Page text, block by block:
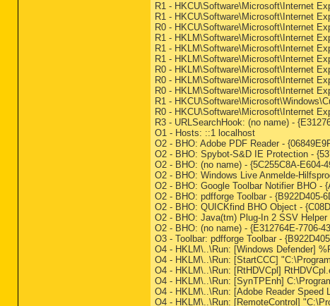
R1 - HKCU\Software\Microsoft\Internet
R1 - HKCU\Software\Microsoft\Internet
R0 - HKCU\Software\Microsoft\Internet
R1 - HKLM\Software\Microsoft\Internet
R1 - HKLM\Software\Microsoft\Internet
R1 - HKLM\Software\Microsoft\Internet
R0 - HKLM\Software\Microsoft\Internet
R0 - HKLM\Software\Microsoft\Internet
R0 - HKLM\Software\Microsoft\Internet
R1 -
R0 - HKCU\Software\Microsoft\Internet
R3 - URLSearchHook: (no name) -
O1 - Hosts: ::1 localhost
O2 - BHO: Adobe PDF Reader -
O2 - BHO: Spybot-S&D IE Protection -
O2 - BHO: (no name) - {5C255C8A-E604-
O2 - BHO: Windows Live Anmelde-
O2 - BHO: Google Toolbar Notifier BHO -
O2 - BHO: pdfforge Toolbar - {B922D405-
O2 - BHO: QUICKfind BHO Object -
O2 - BHO: Java(tm) Plug-In 2 SSV Helper
O2 - BHO: (no name) - {E312764E-7706-
O3 - Toolbar: pdfforge Toolbar -
O4 - HKLM\..\Run: [Windows Defender]
O4 - HKLM\..\Run: [StartCCC]
O4 - HKLM\..\Run: [RtHDVCpl]
O4 - HKLM\..\Run: [SynTPEnh]
O4 - HKLM\..\Run: [Adobe Reader Speed
O4 - HKLM\..\Run: [RemoteControl]